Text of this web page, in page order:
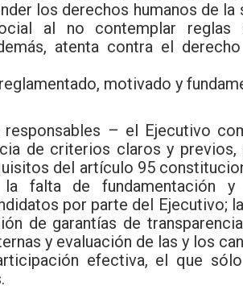
los derechos humanos de la
al no contemplar reglas
atenta contra el
motivado y
responsables – el Ejecutivo
de criterios claros y previos,
del artículo 95
falta de fundamentación
por parte del Ejecutivo;
de garantías de
y evaluación de las y los
efectiva, el que